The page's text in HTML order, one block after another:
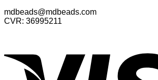
mdbeads@mdbeads.com
CVR: 36995211